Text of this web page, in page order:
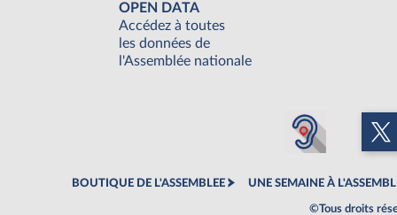
OPEN DATA
Accédez à toutes
les données de
l'Assemblée nationale
BOUTIQUE DE L'ASSEMBLEE UNE SEMAINE À
©Tous droits